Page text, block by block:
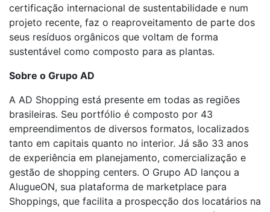
certificação internacional de sustentabilidade e num
projeto recente, faz o reaproveitamento de parte dos
seus resíduos orgânicos que voltam de forma
sustentável como composto para as plantas.
Sobre o Grupo AD
A AD Shopping está presente em todas as regiões
brasileiras. Seu portfólio é composto por 43
empreendimentos de diversos formatos, localizados
tanto em capitais quanto no interior. Já são 33 anos
de experiência em planejamento, comercialização e
gestão de shopping centers. O Grupo AD lançou a
AlugueON, sua plataforma de marketplace para
Shoppings, que facilita a prospecção dos locatários na